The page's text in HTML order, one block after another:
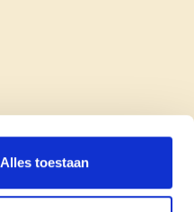
Alles toestaan